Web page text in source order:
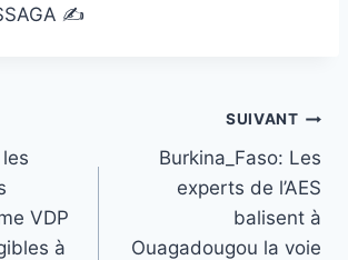
✍️
VDP
à
SUIVANT
Burkina_Faso: Les
experts de l’AES
balisent à
Ouagadougou la voie